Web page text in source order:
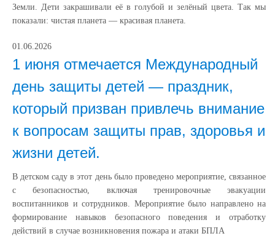
Земли. Дети закрашивали её в голубой и зелёный цвета. Так мы
показали: чистая планета — красивая планета.
01.06.2026
1 июня отмечается Международный
день защиты детей — праздник,
который призван привлечь внимание
к вопросам защиты прав, здоровья и
жизни детей.
В детском саду в этот день было проведено мероприятие, связанное
с безопасностью, включая тренировочные эвакуации
воспитанников и сотрудников. Мероприятие было направлено на
формирование навыков безопасного поведения и отработку
действий в случае возникновения пожара и атаки БПЛА